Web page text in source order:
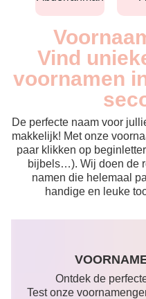
Vind
voornamen
De perfecte naam voor
makkelijk! Met onze
paar klikken op
bijbels…). Wij doen de
namen die helemaal
handige en leuke
Ontdek de
Test onze